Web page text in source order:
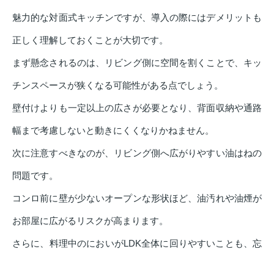
魅力的な対面式キッチンですが、導入の際にはデメリットも
正しく理解しておくことが大切です。
まず懸念されるのは、リビング側に空間を割くことで、キッ
チンスペースが狭くなる可能性がある点でしょう。
壁付けよりも一定以上の広さが必要となり、背面収納や通路
幅まで考慮しないと動きにくくなりかねません。
次に注意すべきなのが、リビング側へ広がりやすい油はねの
問題です。
コンロ前に壁が少ないオープンな形状ほど、油汚れや油煙が
お部屋に広がるリスクが高まります。
さらに、料理中のにおいがLDK全体に回りやすいことも、忘